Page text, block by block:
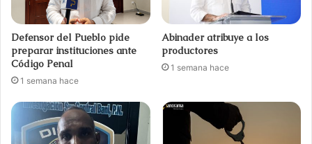
Defensor del Pueblo pide
preparar instituciones ante
Código Penal
1 semana hace
Abinader atribuye a los
productores
1 semana hace